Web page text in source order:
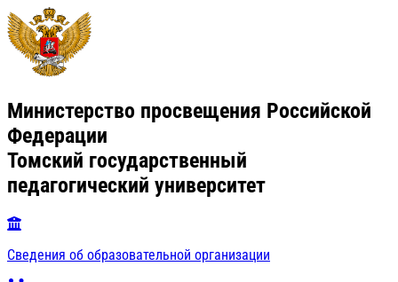
Министерство просвещения Российской
Федерации
Томский государственный
педагогический университет
Сведения об образовательной организации